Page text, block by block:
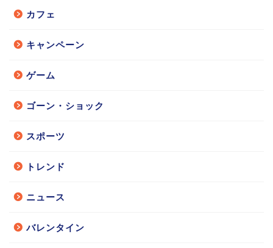
カフェ
キャンペーン
ゲーム
ゴーン・ショック
スポーツ
トレンド
ニュース
バレンタイン